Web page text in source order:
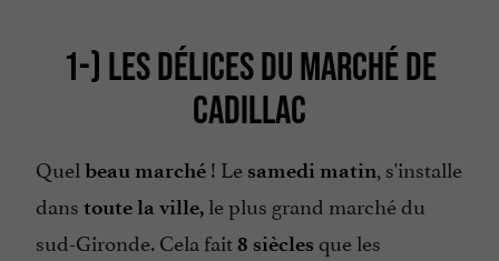
1-) LES DÉLICES DU MARCHÉ DE
CADILLAC
Quel beau marché ! Le samedi matin, s'installe
dans toute la ville, le plus grand marché du
sud-Gironde. Cela fait8 siècles que les